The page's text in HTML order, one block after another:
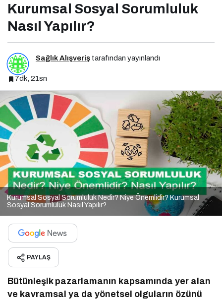
Kurumsal Sosyal Sorumluluk
Nasıl Yapılır?
Sağlık Alışveriş tarafından yayınlandı
7dk, 21sn
Kurumsal Sosyal Sorumluluk Nedir? Niye Önemlidir? Kurumsal
Sosyal Sorumluluk Nasıl Yapılır?
PAYLAŞ
Bütünleşik pazarlamanın kapsamında yer alan
ve kavramsal ya da yönetsel olguların özünü